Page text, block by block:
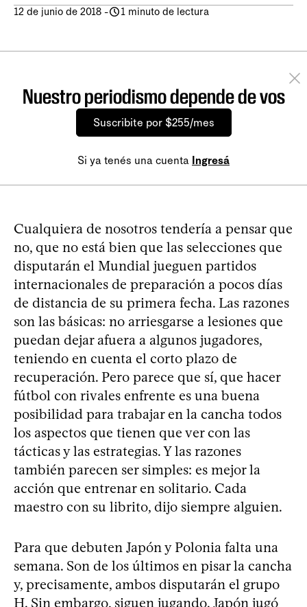
12 de junio de 2018 - 1 minuto de lectura
Nuestro periodismo depende de vos
Suscribite por $255/mes
Si ya tenés una cuenta Ingresá
Cualquiera de nosotros tendería a pensar que
no, que no está bien que las selecciones que
disputarán el Mundial jueguen partidos
internacionales de preparación a pocos días
de distancia de su primera fecha. Las razones
son las básicas: no arriesgarse a lesiones que
puedan dejar afuera a algunos jugadores,
teniendo en cuenta el corto plazo de
recuperación. Pero parece que sí, que hacer
fútbol con rivales enfrente es una buena
posibilidad para trabajar en la cancha todos
los aspectos que tienen que ver con las
tácticas y las estrategias. Y las razones
también parecen ser simples: es mejor la
acción que entrenar en solitario. Cada
maestro con su librito, dijo siempre alguien.
Para que debuten Japón y Polonia falta una
semana. Son de los últimos en pisar la cancha
y, precisamente, ambos disputarán el grupo
H. Sin embargo, siguen jugando. Japón jugó